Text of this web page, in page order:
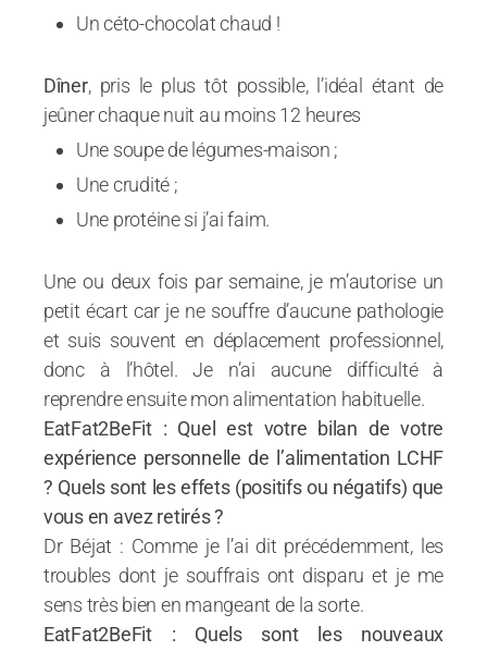
Un céto-chocolat chaud !
Dîner, pris le plus tôt possible, l’idéal étant de
jeûner chaque nuit au moins 12 heures
Une soupe de légumes-maison ;
Une crudité ;
Une protéine si j’ai faim.
Une ou deux fois par semaine, je m’autorise un
petit écart car je ne souffre d’aucune pathologie
et suis souvent en déplacement professionnel,
donc à l’hôtel. Je n’ai aucune difficulté à
reprendre ensuite mon alimentation habituelle.
EatFat2BeFit : Quel est votre bilan de votre
expérience personnelle de l’alimentation LCHF
? Quels sont les effets (positifs ou négatifs) que
vous en avez retirés ?
Dr Béjat : Comme je l’ai dit précédemment, les
troubles dont je souffrais ont disparu et je me
sens très bien en mangeant de la sorte.
EatFat2BeFit : Quels sont les nouveaux